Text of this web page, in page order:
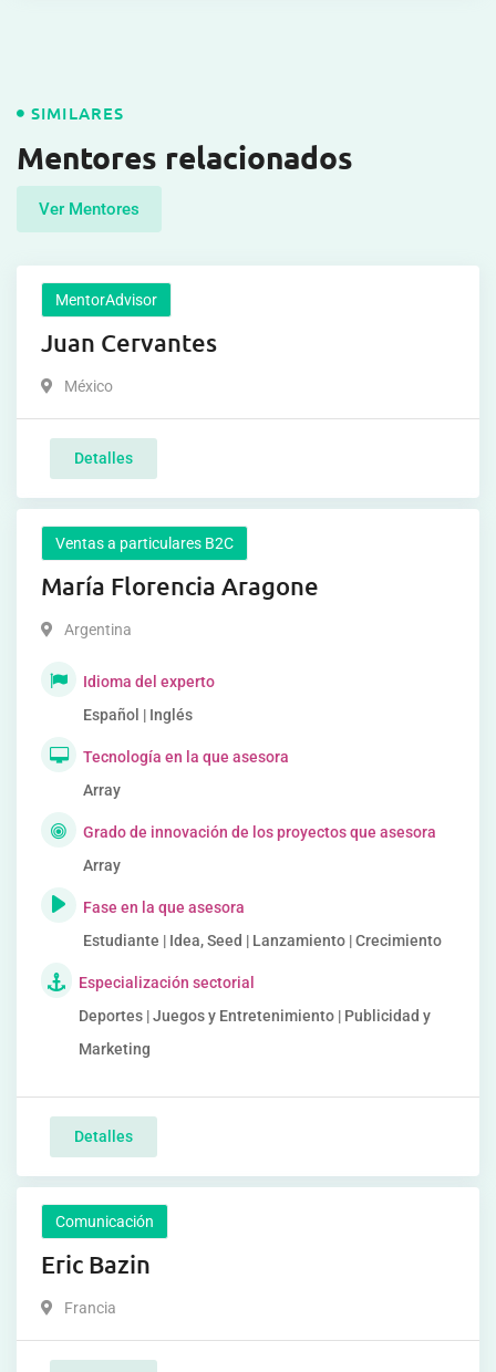
SIMILARES
Mentores relacionados
Ver Mentores
MentorAdvisor
Juan Cervantes
México
Detalles
Ventas a particulares B2C
María Florencia Aragone
Argentina
Idioma del experto
Español | Inglés
Tecnología en la que asesora
Array
Grado de innovación de los proyectos que asesora
Array
Fase en la que asesora
Estudiante | Idea, Seed | Lanzamiento | Crecimiento
Especialización sectorial
Deportes | Juegos y Entretenimiento | Publicidad y
Marketing
Detalles
Comunicación
Eric Bazin
Francia